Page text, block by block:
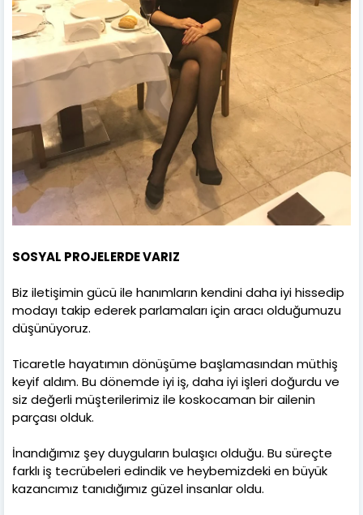
SOSYAL PROJELERDE VARIZ
Biz iletişimin gücü ile hanımların kendini daha iyi hissedip
modayı takip ederek parlamaları için aracı olduğumuzu
düşünüyoruz.
Ticaretle hayatımın dönüşüme başlamasından müthiş
keyif aldım. Bu dönemde iyi iş, daha iyi işleri doğurdu ve
siz değerli müşterilerimiz ile koskocaman bir ailenin
parçası olduk.
İnandığımız şey duyguların bulaşıcı olduğu. Bu süreçte
farklı iş tecrübeleri edindik ve heybemizdeki en büyük
kazancımız tanıdığımız güzel insanlar oldu.